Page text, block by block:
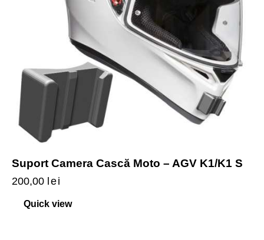
Suport Camera Cască Moto – AGV K1/K1 S
200,00 lei
Quick view